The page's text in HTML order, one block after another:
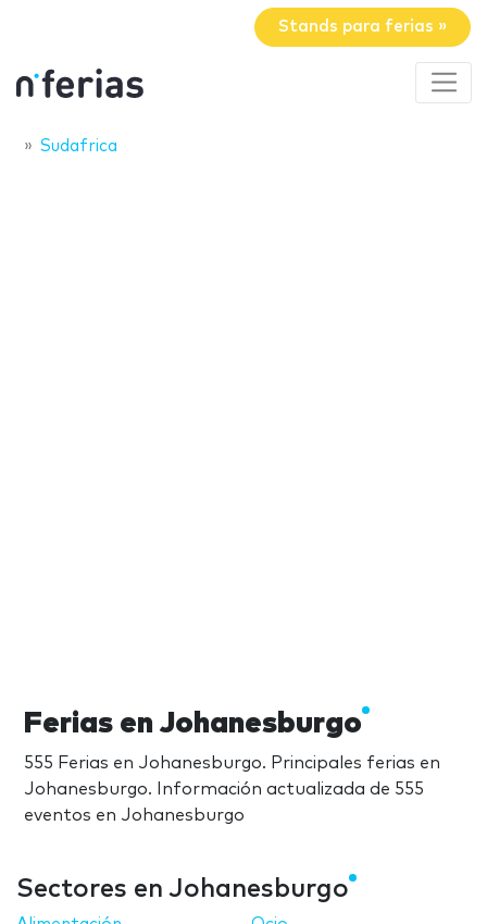
Stands para ferias »
Sudafrica
Ferias en Johanesburgo
555 Ferias en Johanesburgo. Principales ferias en
Johanesburgo. Información actualizada de 555
eventos en Johanesburgo
Sectores en Johanesburgo